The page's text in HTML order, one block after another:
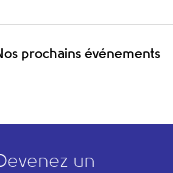
prochains événements
un